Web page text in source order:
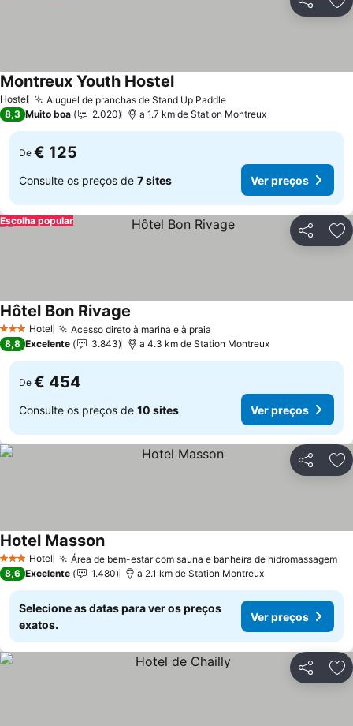
Partilhar
Hostel Aluguel de pranchas de Stand Up Paddle
Montreux Youth Hostel
8,3 Muito boa 2.020 a 1.7 km de Station Montreux
De € 125
Consulte os preços de 7 sites Ver preços
Partilhar
Escolha popular
3 EstrelasHotel Acesso direto à marina e à praia
Hôtel Bon Rivage
8,8 Excelente 3.843 a 4.3 km de Station Montreux
De € 454
Consulte os preços de 10 sites Ver preços
Partilhar
3 EstrelasHotel Área de bem-estar com sauna e banheira de hidromassagem
Hotel Masson
8,6 Excelente 1.480 a 2.1 km de Station Montreux
Selecione as datas para ver os preços
exatos.
Ver preços
Partilhar